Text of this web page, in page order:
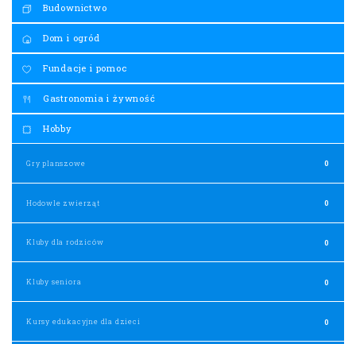
Budownictwo
Dom i ogród
Fundacje i pomoc
Gastronomia i żywność
Hobby
Gry planszowe 0
Hodowle zwierząt 0
Kluby dla rodziców 0
Kluby seniora 0
Kursy edukacyjne dla dzieci 0